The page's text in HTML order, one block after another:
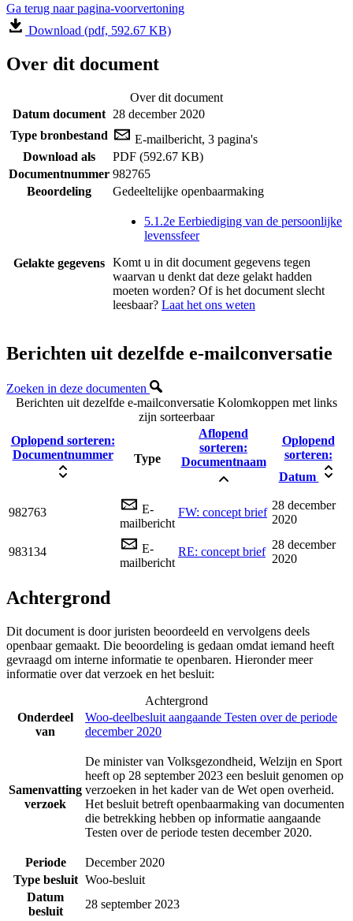
Ga terug naar pagina-voorvertoning
Download (pdf, 592.67 KB)
Over dit document
Over dit document
Datum document 28 december 2020
Type bronbestand
E-mailbericht, 3 pagina's
Download als
PDF (592.67 KB)
Documentnummer 982765
Beoordeling
Gedeeltelijke openbaarmaking
Gelakte gegevens
5.1.2e Eerbiediging van de persoonlijke
levenssfeer
Komt u in dit document gegevens tegen
waarvan u denkt dat deze gelakt hadden
moeten worden? Of is het document slecht
leesbaar? Laat het ons weten
Berichten uit dezelfde e-mailconversatie
Zoeken in deze documenten
Berichten uit dezelfde e-mailconversatie Kolomkoppen met links
zijn sorteerbaar
Oplopend sorteren:
Documentnummer
Type
Aflopend
sorteren:
Documentnaam
Oplopend
sorteren:
Datum
982763
E-
mailbericht
FW: concept brief
28 december
2020
983134
E-
mailbericht
RE: concept brief
28 december
2020
Achtergrond
Dit document is door juristen beoordeeld en vervolgens deels
openbaar gemaakt. Die beoordeling is gedaan omdat iemand heeft
gevraagd om interne informatie te openbaren. Hieronder meer
informatie over dat verzoek en het besluit:
Achtergrond
Onderdeel
van
Woo-deelbesluit aangaande Testen over de periode
december 2020
Samenvatting
verzoek
De minister van Volksgezondheid, Welzijn en Sport
heeft op 28 september 2023 een besluit genomen op
verzoeken in het kader van de Wet open overheid.
Het besluit betreft openbaarmaking van documenten
die betrekking hebben op informatie aangaande
Testen over de periode testen december 2020.
Periode
December 2020
Type besluit Woo-besluit
Datum
besluit
28 september 2023